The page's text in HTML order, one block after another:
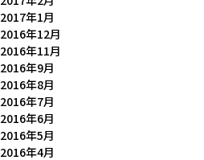
2017年1月
2016年12月
2016年11月
2016年9月
2016年8月
2016年7月
2016年6月
2016年5月
2016年4月